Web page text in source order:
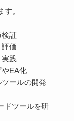
。
証
価
践
やEA化
ールの開発
ドツールを研